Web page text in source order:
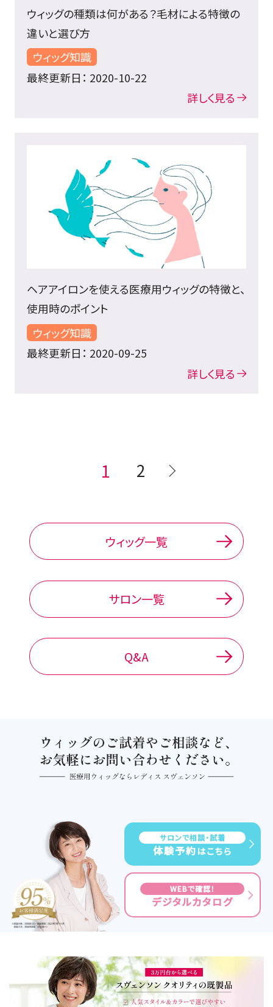
ウィッグの種類は何がある？毛材による特徴の
違いと選び方
ウィッグ知識
最終更新日： 2020-10-22
詳しく見る
ヘアアイロンを使える医療用ウィッグの特徴と、
使用時のポイント
ウィッグ知識
最終更新日： 2020-09-25
詳しく見る
1 2
ウィッグ一覧
サロン一覧
Q&A
サロンで相談・試着
体験予約 はこちら
WEBで確認！
デジタルカタログ